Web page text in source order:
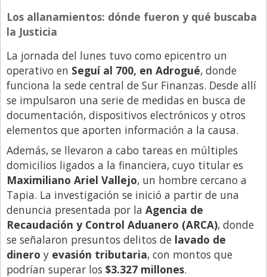
Publicidad y Marketing
Real Estate y Propiedades
Responsabilidad Social
Salidas
Santa Fe
Show Business
Tecnología
Tendencias
Viajes
Los allanamientos: dónde fueron y qué buscaba
la Justicia
La jornada del lunes tuvo como epicentro un
operativo en Seguí al 700, en Adrogué, donde
funciona la sede central de Sur Finanzas. Desde allí
se impulsaron una serie de medidas en busca de
documentación, dispositivos electrónicos y otros
elementos que aporten información a la causa.
Además, se llevaron a cabo tareas en múltiples
domicilios ligados a la financiera, cuyo titular es
Maximiliano Ariel Vallejo, un hombre cercano a
Tapia. La investigación se inició a partir de una
denuncia presentada por la Agencia de
Recaudación y Control Aduanero (ARCA), donde
se señalaron presuntos delitos de lavado de
dinero y evasión tributaria, con montos que
podrían superar los $3.327 millones.